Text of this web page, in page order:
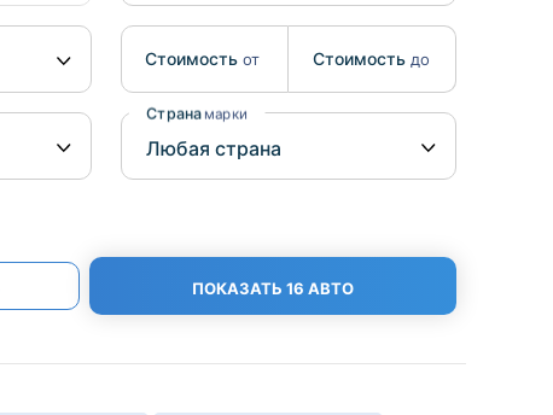
Isuzu
Hino
Стоимость от Стоимость до
Страна марки
ПОКАЗАТЬ 16 АВТО